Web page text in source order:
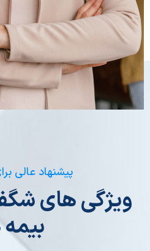
پیشنهاد عالی
ویژگی های